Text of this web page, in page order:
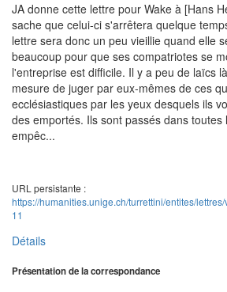
JA donne cette lettre pour Wake à [Hans
sache que celui-ci s'arrêtera quelque
lettre sera donc un peu vieillie quand elle
beaucoup pour que ses compatriotes se
l'entreprise est difficile. Il y a peu de laïcs
mesure de juger par eux-mêmes de ces
ecclésiastiques par les yeux desquels ils
des emportés. Ils sont passés dans toutes
empêc...
URL persistante :
https://humanities.unige.ch/turrettini/entites/
11
Détails
Présentation de la correspondance